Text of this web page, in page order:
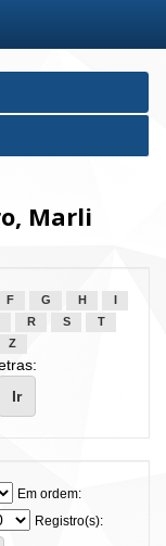
Marli
F G H
R S
T
Z
Em ordem:
Registro(s):